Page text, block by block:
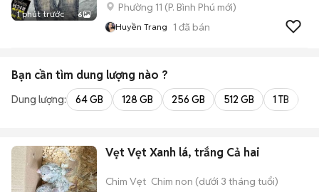
1 phút trước 6
Phường 11 (P. Bình Phú mới)
Huyền Trang 1 đã bán
Bạn cần tìm dung lượng nào ?
Dung lượng: 64 GB 128 GB 256 GB 512 GB 1 TB
Vẹt Vẹt Xanh lá, trắng Cả hai
Chim Vẹt Chim non (dưới 3 tháng tuổi)